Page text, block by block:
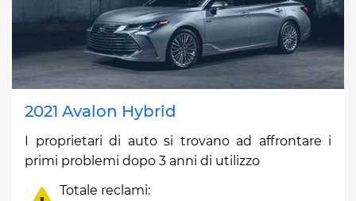
2021 Avalon Hybrid
I proprietari di auto si trovano ad affrontare i
primi problemi dopo 3 anni di utilizzo
Totale reclami: